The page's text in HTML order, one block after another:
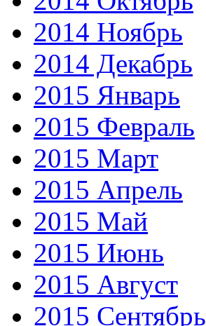
2014 Ноябрь
2014 Декабрь
2015 Январь
2015 Февраль
2015 Март
2015 Апрель
2015 Май
2015 Июнь
2015 Август
2015 Сентябрь